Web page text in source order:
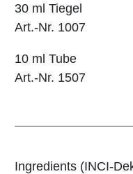
30 ml Tiegel
Art.-Nr. 1007
10 ml Tube
Art.-Nr. 1507
Ingredients (INCI-